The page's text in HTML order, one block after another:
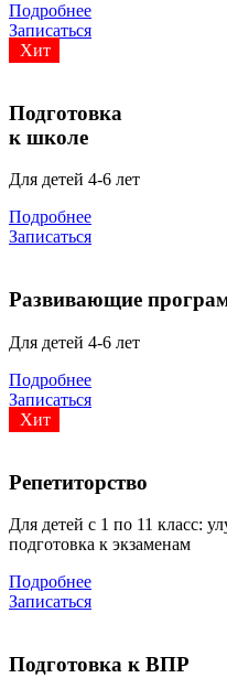
Подробнее
Записаться
Хит
Подготовка
к школе
Для детей 4-6 лет
Подробнее
Записаться
Развивающие
Для детей 4-6 лет
Подробнее
Записаться
Хит
Репетиторство
Для детей с 1 по 11 класс:
подготовка к экзаменам
Подробнее
Записаться
Подготовка к ВПР